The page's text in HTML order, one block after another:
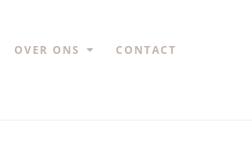
OVER ONS CONTACT